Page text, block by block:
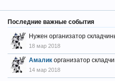
Последние важные события
Нужен организатор
18 мар 2018
Амаликорганизатор
14 мар 2018